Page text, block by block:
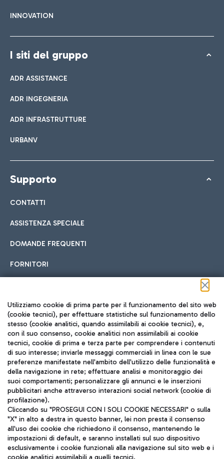
INNOVATION
I siti del gruppo
ADR ASSISTANCE
ADR INGEGNERIA
ADR INFRASTRUTTURE
URBANV
Supporto
CONTATTI
ASSISTENZA SPECIALE
DOMANDE FREQUENTI
FORNITORI
Seguici sui social
TRAVEL JOURNAL
ITA
Aeroporti di Roma S.p.A. - Società soggetta a direzione e
Utilizziamo cookie di prima parte per il funzionamento del sito web
(cookie tecnici), per effettuare statistiche sul funzionamento dello
stesso (cookie analitici, quando assimilabili ai cookie tecnici), e,
con il suo consenso, cookie analitici non assimilabili ai cookie
tecnici, cookie di prima e terza parte per comprendere i contenuti
di suo interesse; inviarle messaggi commerciali in linea con le sue
preferenze manifestate nell'ambito dell'utilizzo delle funzionalità e
della navigazione in rete; effettuare analisi e monitoraggio dei
suoi comportamenti; personalizzare gli annunci e le inserzioni
pubblicitari anche attraverso interazioni social network (cookie di
profilazione).
Cliccando su "PROSEGUI CON I SOLI COOKIE NECESSARI" o sulla
"X" in alto a destra in questo banner, lei non presta il consenso
all'uso dei cookie che richiedono il consenso, mantenendo le
impostazioni di default, e saranno installati sul suo dispositivo
esclusivamente i cookie funzionali alla navigazione sul sito web e i
cookie analitici assimilabili a quelli tecnici.